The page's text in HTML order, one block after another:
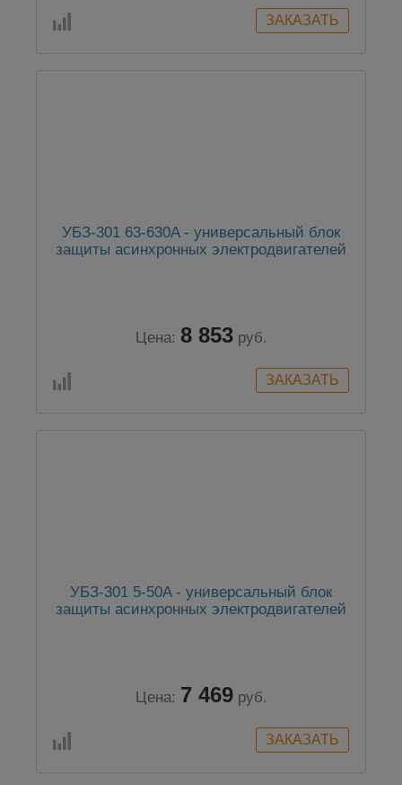
УБЗ-301 63-630A - универсальный блок
защиты асинхронных электродвигателей
Цена: 8 853 руб.
УБЗ-301 5-50A - универсальный блок
защиты асинхронных электродвигателей
Цена: 7 469 руб.